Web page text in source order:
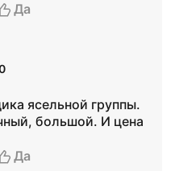
Да
ясельной группы.
большой. И цена
Да